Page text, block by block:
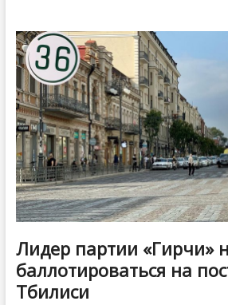
парламента
Грузии
проведут
в
прямом
эфире
Лидер партии «Гирчи»
баллотироваться на
Тбилиси